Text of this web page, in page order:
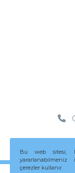
Bu web sitesi,
çerezler kullanır.